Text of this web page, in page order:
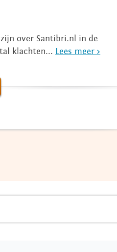
over Santibri.nl in de
klachten... Lees meer >